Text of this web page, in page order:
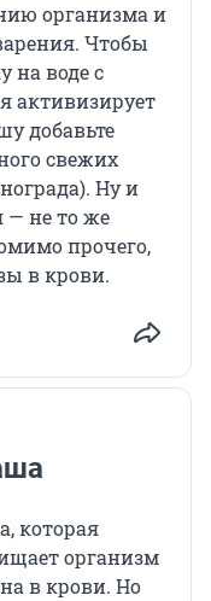
организма и
Чтобы
на воде с
активизирует
добавьте
свежих
Ну и
— не то же
прочего,
в крови.
которая
организм
в крови. Но